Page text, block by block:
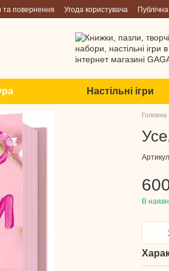
та повернення Угода користувача
Настільні ігри
Головна
В